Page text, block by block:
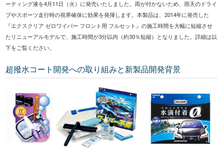
ーティング液を4月11日（火）に発売いたしました。雨が付かないため、雨天のドライ
ブやスポーツ走行時の視界確保に効果を発揮します。本製品は、2014年に発売した
『エクスクリア ゼロワイパー フロント用 フルセット』の施工時間を大幅に短縮させ
たリニューアルモデルで、施工時間が3分以内（約30％短縮）となりました。詳細は以
下をご覧ください。
超撥水コート開発への取り組みと新製品開発背景